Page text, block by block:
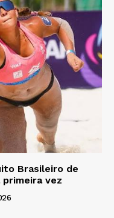
Brasileiro de
primeira vez